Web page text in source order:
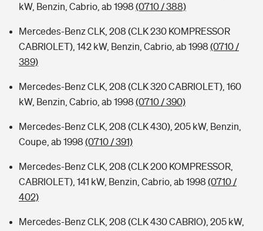
kW, Benzin, Cabrio, ab 1998 (0710 / 388)
Mercedes-Benz CLK, 208 (CLK 230 KOMPRESSOR
CABRIOLET), 142 kW, Benzin, Cabrio, ab 1998 (0710 /
389)
Mercedes-Benz CLK, 208 (CLK 320 CABRIOLET), 160
kW, Benzin, Cabrio, ab 1998 (0710 / 390)
Mercedes-Benz CLK, 208 (CLK 430), 205 kW, Benzin,
Coupe, ab 1998 (0710 / 391)
Mercedes-Benz CLK, 208 (CLK 200 KOMPRESSOR,
CABRIOLET), 141 kW, Benzin, Cabrio, ab 1998 (0710 /
402)
Mercedes-Benz CLK, 208 (CLK 430 CABRIO), 205 kW,